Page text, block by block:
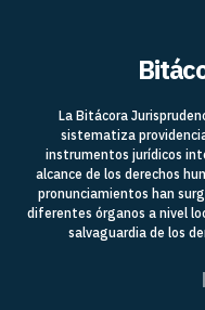
La Bitácora
sistematiza
instrumentos jurídicos
alcance de los derechos
pronunciamientos han
diferentes órganos a nivel
salvaguardia de los